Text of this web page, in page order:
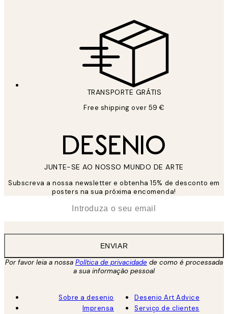
TRANSPORTE GRÁTIS
Free shipping over 59 €
JUNTE-SE AO NOSSO MUNDO DE ARTE
Subscreva a nossa newsletter e obtenha 15% de desconto em
posters na sua próxima encomenda!
ENVIAR
Por favor leia a nossa Política de privacidade de como é processada
a sua informação pessoal
Sobre a desenio
Imprensa
Desenio Art Advice
Serviço de clientes